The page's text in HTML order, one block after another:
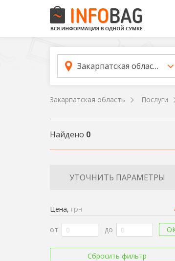
Закарпатская область
Закарпатская область Послуги
Найдено 0
УТОЧНИТЬ ПАРАМЕТРЫ
Цена, грн
от до
Сбросить фильтр